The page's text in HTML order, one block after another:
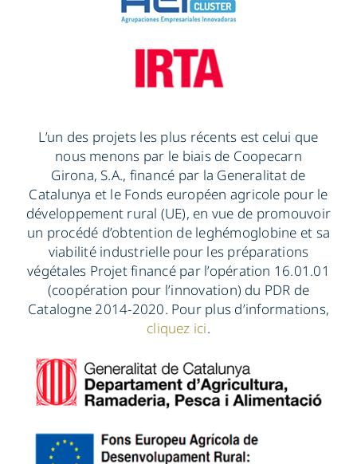
L’un des projets les plus récents est celui que
nous menons par le biais de Coopecarn
Girona, S.A., financé par la Generalitat de
Catalunya et le Fonds européen agricole pour le
développement rural (UE), en vue de promouvoir
un procédé d’obtention de leghémoglobine et sa
viabilité industrielle pour les préparations
végétales Projet financé par l’opération 16.01.01
(coopération pour l’innovation) du PDR de
Catalogne 2014-2020. Pour plus d’informations,
cliquez ici.